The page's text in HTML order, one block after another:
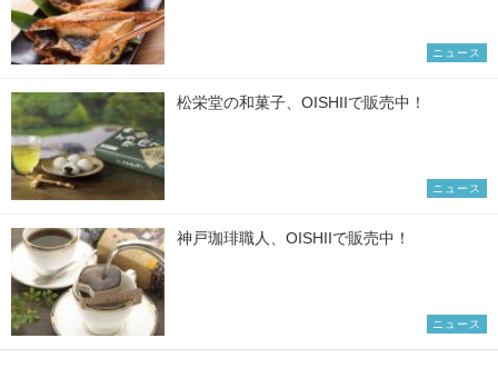
ニュース
松栄堂の和菓子、OISHIIで販売中！
ニュース
神戸珈琲職人、OISHIIで販売中！
ニュース